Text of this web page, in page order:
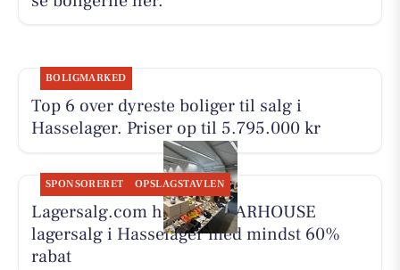
BOLIGMARKED
Top 6 over dyreste boliger til salg i
Hasselager. Priser op til 5.795.000 kr
SPONSORERET OPSLAGSTAVLEN
Lagersalg.com holder WEARHOUSE
lagersalg i Hasselager med mindst 60%
rabat